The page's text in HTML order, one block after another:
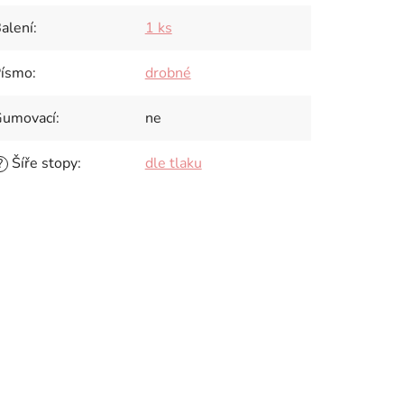
: 1 ks
: drobné
: ne
Šíře stopy: dle tlaku